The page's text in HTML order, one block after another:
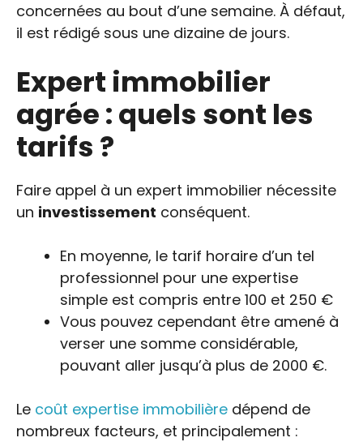
concernées au bout d’une semaine. À défaut,
il est rédigé sous une dizaine de jours.
Expert immobilier
agrée : quels sont les
tarifs ?
Faire appel à un expert immobilier nécessite
un investissement conséquent.
En moyenne, le tarif horaire d’un tel
professionnel pour une expertise
simple est compris entre 100 et 250 €
Vous pouvez cependant être amené à
verser une somme considérable,
pouvant aller jusqu’à plus de 2000 €.
Le coût expertise immobilière dépend de
nombreux facteurs, et principalement :